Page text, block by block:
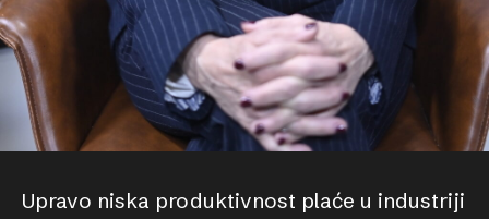
Upravo niska produktivnost plaće u industriji